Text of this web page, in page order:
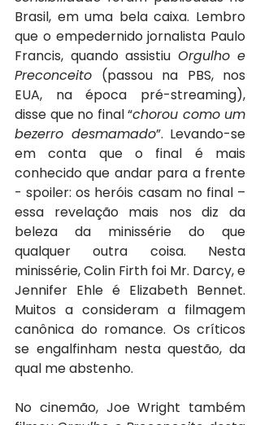
Brasil, em uma bela caixa. Lembro
que o empedernido jornalista Paulo
Francis, quando assistiu Orgulho e
Preconceito (passou na PBS, nos
EUA, na época pré-streaming),
disse que no final “chorou como um
bezerro desmamado”. Levando-se
em conta que o final é mais
conhecido que andar para a frente
- spoiler: os heróis casam no final –
essa revelação mais nos diz da
beleza da minissérie do que
qualquer outra coisa. Nesta
minissérie, Colin Firth foi Mr. Darcy, e
Jennifer Ehle é Elizabeth Bennet.
Muitos a consideram a filmagem
canônica do romance. Os críticos
se engalfinham nesta questão, da
qual me abstenho.
No cinemão, Joe Wright também